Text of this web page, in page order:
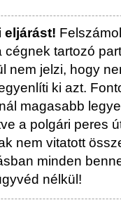
eljárást!
tartozó
nem jelzi, hogy
ki azt.
magasabb
a polgári peres
nem vitatott
minden
nélkül!